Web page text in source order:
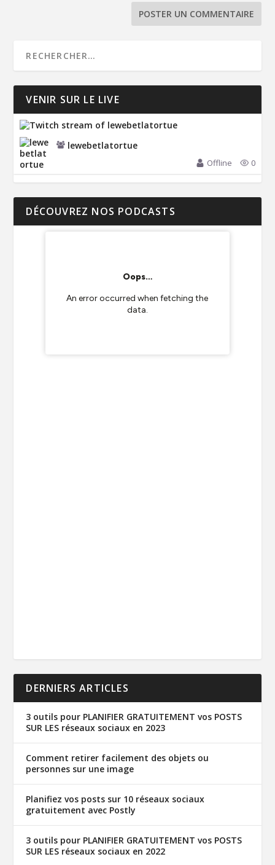
VENIR SUR LE LIVE
lewebetlatortue
Offline 0
DÉCOUVREZ NOS PODCASTS
DERNIERS ARTICLES
3 outils pour PLANIFIER GRATUITEMENT vos POSTS
SUR LES réseaux sociaux en 2023
Comment retirer facilement des objets ou
personnes sur une image
Planifiez vos posts sur 10 réseaux sociaux
gratuitement avec Postly
3 outils pour PLANIFIER GRATUITEMENT vos POSTS
SUR LES réseaux sociaux en 2022